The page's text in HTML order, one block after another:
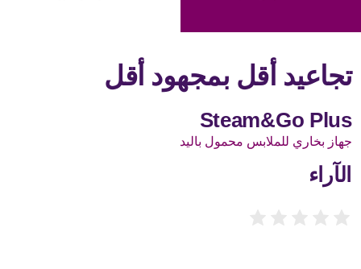
تجاعيد أقل بمجهود أقل
Steam&Go Plus
جهاز بخاري للملابس محمول باليد
الآراء